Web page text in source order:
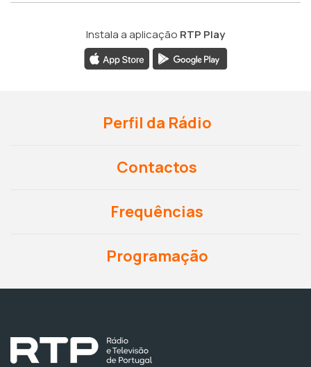
Instala a aplicação RTP Play
Perfil da Rádio
Contactos
Frequências
Programação